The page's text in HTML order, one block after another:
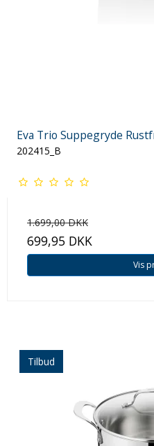
Eva Trio Suppegryde
202415_B
1.699,00 DKK
699,95 DKK
Vis
Tilbud